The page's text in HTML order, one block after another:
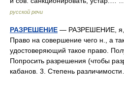
русской речи
РАЗРЕШЕНИЕ — РАЗРЕШЕНИЕ, я,
Право на совершение чего н., а
удостоверяющий такое право.
Попросить разрешения (чтобы
кабанов. 3. Степень